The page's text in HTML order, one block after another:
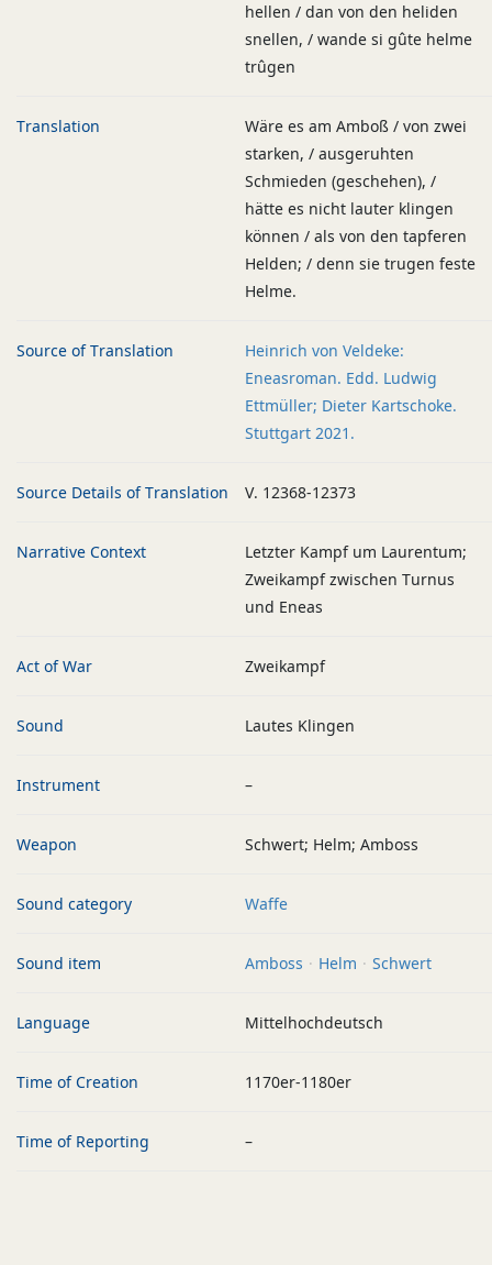
hellen / dan von den heliden
snellen, / wande si gûte helme
trûgen
Translation
Wäre es am Amboß / von zwei
starken, / ausgeruhten
Schmieden (geschehen), /
hätte es nicht lauter klingen
können / als von den tapferen
Helden; / denn sie trugen feste
Helme.
Source of Translation
Heinrich von Veldeke:
Eneasroman. Edd. Ludwig
Ettmüller; Dieter Kartschoke.
Stuttgart 2021.
Source Details of Translation V. 12368-12373
Narrative Context
Letzter Kampf um Laurentum;
Zweikampf zwischen Turnus
und Eneas
Act of War Zweikampf
Sound Lautes Klingen
Instrument –
Weapon Schwert; Helm; Amboss
Sound category Waffe
Sound item Amboss Helm Schwert
Language Mittelhochdeutsch
Time of Creation 1170er-1180er
Time of Reporting –